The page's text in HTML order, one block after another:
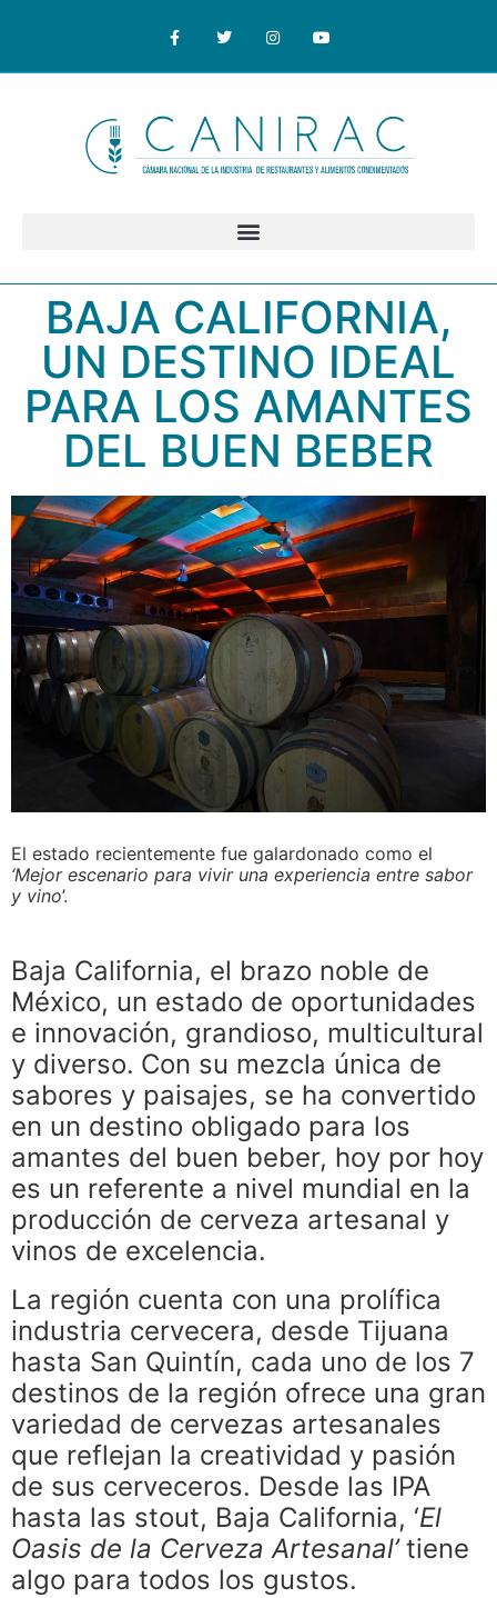
BAJA CALIFORNIA,
UN DESTINO IDEAL
PARA LOS AMANTES
DEL BUEN BEBER
El estado recientemente fue galardonado como el
‘Mejor escenario para vivir una experiencia entre sabor
y vino’.
Baja California, el brazo noble de
México, un estado de oportunidades
e innovación, grandioso, multicultural
y diverso. Con su mezcla única de
sabores y paisajes, se ha convertido
en un destino obligado para los
amantes del buen beber, hoy por hoy
es un referente a nivel mundial en la
producción de cerveza artesanal y
vinos de excelencia.
La región cuenta con una prolífica
industria cervecera, desde Tijuana
hasta San Quintín, cada uno de los 7
destinos de la región ofrece una gran
variedad de cervezas artesanales
que reflejan la creatividad y pasión
de sus cerveceros. Desde las IPA
hasta las stout, Baja California, ‘El
Oasis de la Cerveza Artesanal’tiene
algo para todos los gustos.